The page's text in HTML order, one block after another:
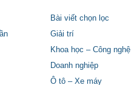
Bài viết chọn lọc
Giải trí
Khoa học – Công nghệ
Doanh nghiệp
Ô tô – Xe máy